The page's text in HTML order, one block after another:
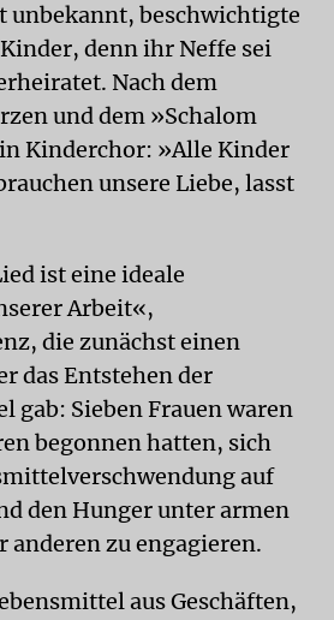
unbekannt, beschwichtigte
denn ihr Neffe sei
Nach dem
und dem »Schalom
Kinderchor: »Alle Kinder
unsere Liebe, lasst
ist eine ideale
Arbeit«,
die zunächst einen
das Entstehen der
gab: Sieben Frauen waren
begonnen hatten, sich
auf
den Hunger unter armen
anderen zu engagieren.
aus Geschäften,